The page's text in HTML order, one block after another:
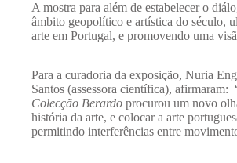
A mostra para além de estabelecer o
âmbito geopolítico e artística do século,
arte em Portugal, e promovendo uma
Para a curadoria da exposição, Nuria
Santos (assessora científica),
Colecção Berardo procurou um novo
história da arte, e colocar a arte
permitindo interferências entre